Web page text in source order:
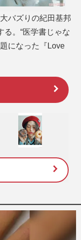
バズりの紀田基邦
る。“医学書じゃな
になった『Love